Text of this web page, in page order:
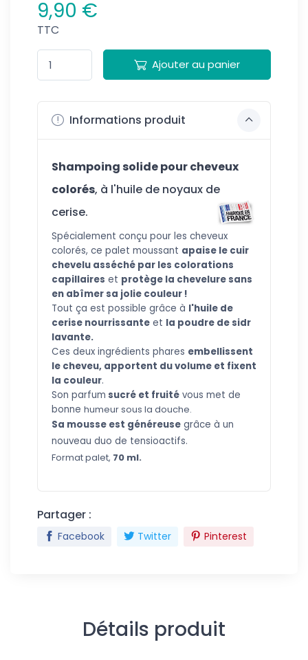
9,90 €
TTC
Ajouter au panier
Informations produit
Shampoing solide pour cheveux
colorés, à l'huile de noyaux de
cerise.
Spécialement conçu pour les cheveux
colorés, ce palet moussant apaise le cuir
chevelu asséché par les colorations
capillaires et protège la chevelure sans
en abîmer sa jolie couleur !
Tout ça est possible grâce à l'huile de
cerise nourrissante et la poudre de sidr
lavante.
Ces deux ingrédients phares embellissent
le cheveu, apportent du volume et fixent
la couleur.
Son parfum sucré et fruité vous met de
bonne humeur sous la douche.
Sa mousse est généreuse grâce à un
nouveau duo de tensioactifs.
Format palet, 70 ml.
Partager :
Facebook Twitter Pinterest
Détails produit